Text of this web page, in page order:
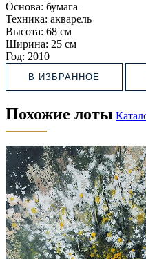
Основа: бумага
Техника: акварель
Высота: 68 см
Ширина: 25 см
Год: 2010
В ИЗБРАННОЕ
Похожие лоты